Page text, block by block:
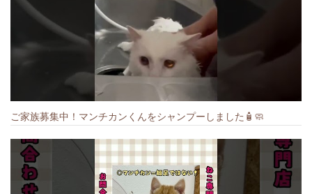
ご家族募集中！マンチカンくんをシャンプーしました🧴🧼